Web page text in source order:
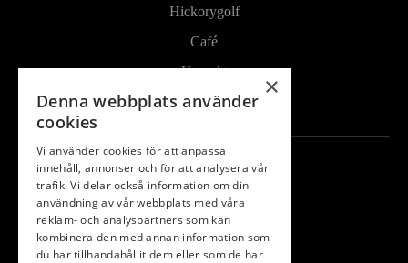
Hickorygolf
Café
Kontakt
Kalender
Följ oss
Facebook
×
Denna webbplats använder
cookies
Vi använder cookies för att anpassa
innehåll, annonser och för att analysera vår
trafik. Vi delar också information om din
användning av vår webbplats med våra
reklam- och analyspartners som kan
kombinera den med annan information som
du har tillhandahållit dem eller som de har